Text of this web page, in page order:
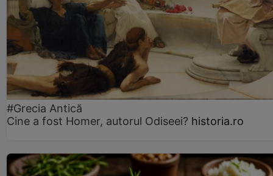
#Grecia Antică
Cine a fost Homer, autorul Odiseei? historia.ro